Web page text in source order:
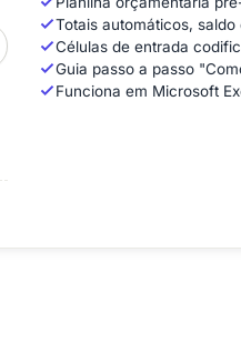
Totais automáticos,
Células de entrada
Guia passo a passo
Funciona em Microsoft